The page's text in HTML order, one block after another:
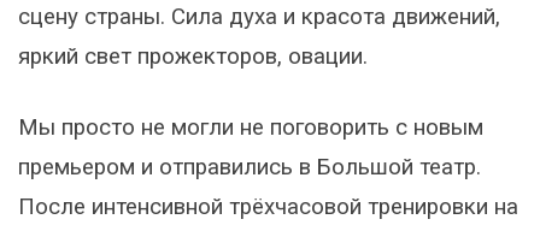
сцену страны. Сила духа и красота движений,
яркий свет прожекторов, овации.
Мы просто не могли не поговорить с новым
премьером и отправились в Большой театр.
После интенсивной трёхчасовой тренировки на